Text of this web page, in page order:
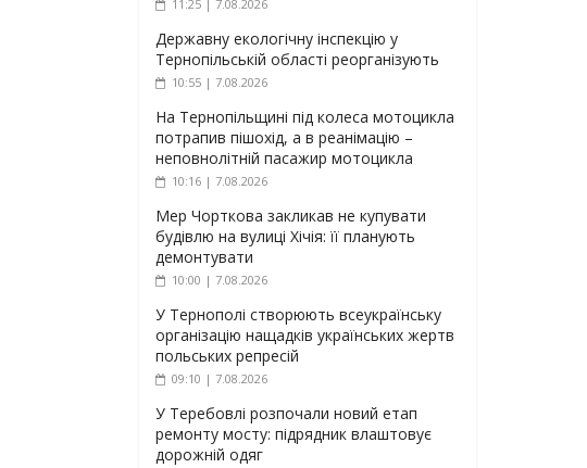
11:25 | 7.08.2026
Державну екологічну інспекцію у
Тернопільській області реорганізують
10:55 | 7.08.2026
На Тернопільщині під колеса мотоцикла
потрапив пішохід, а в реанімацію –
неповнолітній пасажир мотоцикла
10:16 | 7.08.2026
Мер Чорткова закликав не купувати
будівлю на вулиці Хічія: її планують
демонтувати
10:00 | 7.08.2026
У Тернополі створюють всеукраїнську
організацію нащадків українських жертв
польських репресій
09:10 | 7.08.2026
У Теребовлі розпочали новий етап
ремонту мосту: підрядник влаштовує
дорожній одяг